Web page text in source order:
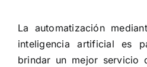
La automatización
inteligencia artificial es
brindar un mejor servicio